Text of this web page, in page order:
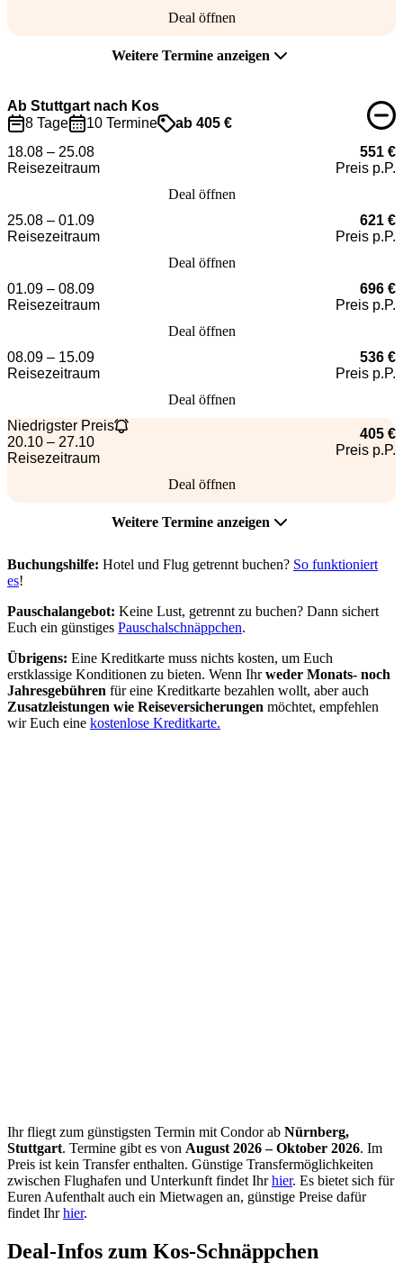
Deal öffnen
Weitere Termine anzeigen
Ab Stuttgart nach Kos
8 Tage
10 Termine
ab 405 €
18.08 – 25.08
Reisezeitraum
551 €
Preis p.P.
Deal öffnen
25.08 – 01.09
Reisezeitraum
621 €
Preis p.P.
Deal öffnen
01.09 – 08.09
Reisezeitraum
696 €
Preis p.P.
Deal öffnen
08.09 – 15.09
Reisezeitraum
536 €
Preis p.P.
Deal öffnen
Niedrigster Preis
20.10 – 27.10
Reisezeitraum
405 €
Preis p.P.
Deal öffnen
Weitere Termine anzeigen
Buchungshilfe: Hotel und Flug getrennt buchen? So funktioniert
es!
Pauschalangebot: Keine Lust, getrennt zu buchen? Dann sichert
Euch ein günstiges Pauschalschnäppchen.
Übrigens: Eine Kreditkarte muss nichts kosten, um Euch
erstklassige Konditionen zu bieten. Wenn Ihrweder Monats- noch
Jahresgebühren für eine Kreditkarte bezahlen wollt, aber auch
Zusatzleistungen wie Reiseversicherungen möchtet, empfehlen
wir Euch eine kostenlose Kreditkarte.
Ihr fliegt zum günstigsten Termin mit Condor ab Nürnberg,
Stuttgart. Termine gibt es von August 2026 – Oktober 2026. Im
Preis ist kein Transfer enthalten. Günstige Transfermöglichkeiten
zwischen Flughafen und Unterkunft findet Ihrhier. Es bietet sich für
Euren Aufenthalt auch ein Mietwagen an, günstige Preise dafür
findet Ihrhier.
Deal-Infos zum Kos-Schnäppchen